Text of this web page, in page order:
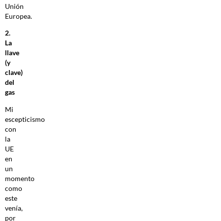
Unión
Europea.
2.
La
llave
(y
clave)
del
gas
Mi
escepticismo
con
la
UE
en
un
momento
como
este
venía,
por